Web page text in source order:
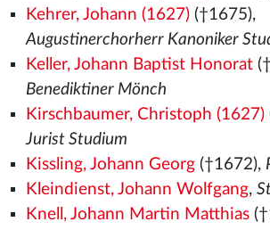
Kehrer, Johann (1627)(†1675),
Augustinerchorherr Kanoniker
Keller, Johann Baptist Honorat
Benediktiner Mönch
Kirschbaumer, Christoph (1627)
Jurist Studium
Kissling, Johann Georg(†1672),
Kleindienst, Johann Wolfgang,
Knell, Johann Martin Matthias